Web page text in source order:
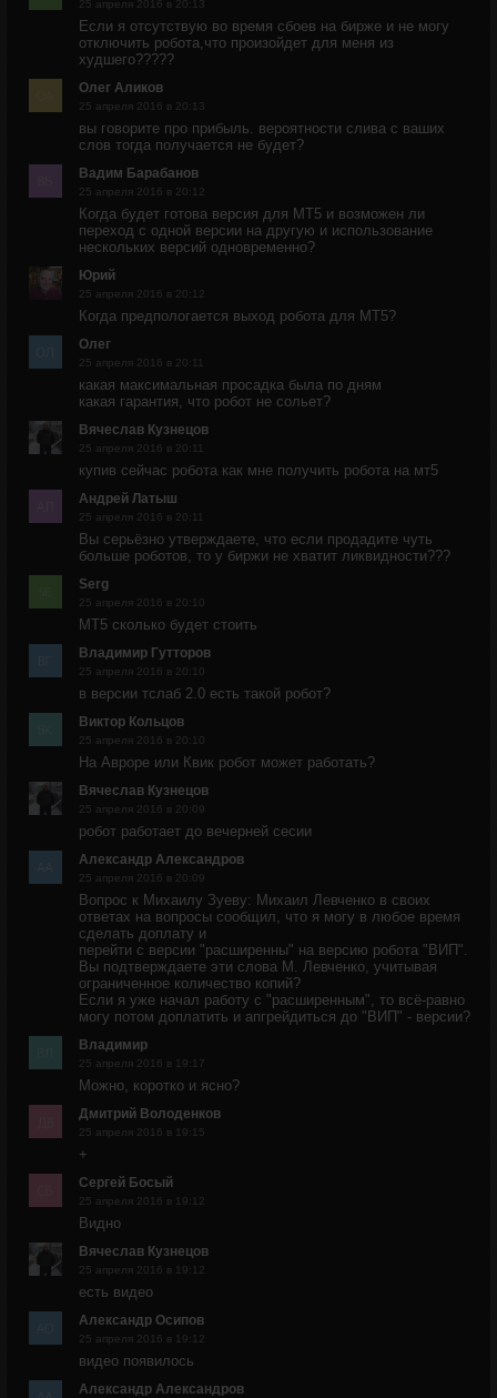
25 апреля 2016 в 20:13
Если я отсутствую во время сбоев на бирже и не могу
отключить робота,что произойдет для меня из
худшего?????
Олег Аликов
25 апреля 2016 в 20:13
вы говорите про прибыль. вероятности слива с ваших
слов тогда получается не будет?
Вадим Барабанов
25 апреля 2016 в 20:12
Когда будет готова версия для MT5 и возможен ли
переход с одной версии на другую и использование
нескольких версий одновременно?
Юрий
25 апреля 2016 в 20:12
Когда предпологается выход робота для МТ5?
Олег
25 апреля 2016 в 20:11
какая максимальная просадка была по дням
какая гарантия, что робот не сольет?
Вячеслав Кузнецов
25 апреля 2016 в 20:11
купив сейчас робота как мне получить робота на мт5
Андрей Латыш
25 апреля 2016 в 20:11
Вы серьёзно утверждаете, что если продадите чуть
больше роботов, то у биржи не хватит ликвидности???
Serg
25 апреля 2016 в 20:10
МТ5 сколько будет стоить
Владимир Гутторов
25 апреля 2016 в 20:10
в версии тслаб 2.0 есть такой робот?
Виктор Кольцов
25 апреля 2016 в 20:10
На Авроре или Квик робот может работать?
Вячеслав Кузнецов
25 апреля 2016 в 20:09
робот работает до вечерней сесии
Александр Александров
25 апреля 2016 в 20:09
Вопрос к Михаилу Зуеву: Михаил Левченко в своих
ответах на вопросы сообщил, что я могу в любое время
сделать доплату и
перейти с версии "расширенны" на версию робота "ВИП".
Вы подтверждаете эти слова М. Левченко, учитывая
ограниченное количество копий?
Если я уже начал работу с "расширенным", то всё-равно
могу потом доплатить и апгрейдиться до "ВИП" - версии?
Владимир
25 апреля 2016 в 19:17
Можно, коротко и ясно?
Дмитрий Володенков
25 апреля 2016 в 19:15
+
Сергей Босый
25 апреля 2016 в 19:12
Видно
Вячеслав Кузнецов
25 апреля 2016 в 19:12
есть видео
Александр Осипов
25 апреля 2016 в 19:12
видео появилось
Александр Александров